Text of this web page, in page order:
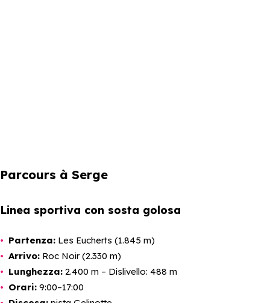
Parcours à Serge
Linea sportiva con sosta golosa
Partenza: Les Eucherts (1.845 m)
Arrivo: Roc Noir (2.330 m)
Lunghezza: 2.400 m – Dislivello: 488 m
Orari: 9:00–17:00